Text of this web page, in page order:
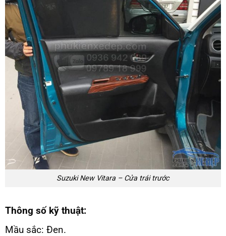
Suzuki New Vitara – Cửa trái trước
Thông số kỹ thuật:
Mầu sắc: Đen.